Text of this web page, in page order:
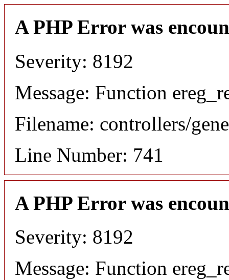
A PHP Error was
Severity: 8192
Message: Function
Filename: controllers/
Line Number: 741
A PHP Error was
Severity: 8192
Message: Function